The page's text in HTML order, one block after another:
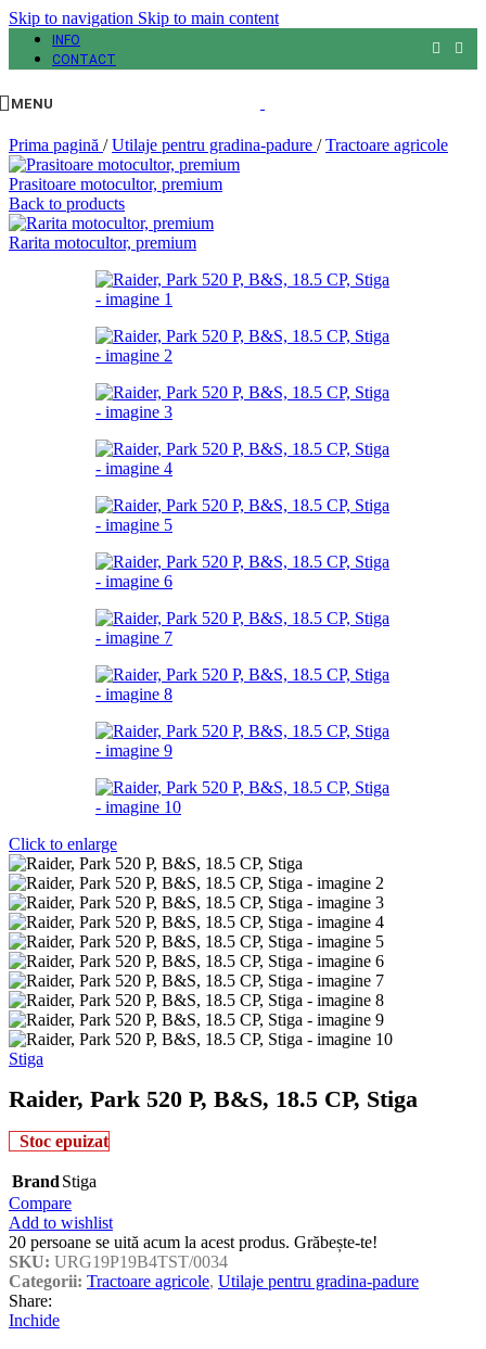
Skip to navigation Skip to main content
INFO
CONTACT
MENU
Prima pagină / Utilaje pentru gradina-padure / Tractoare agricole
Prasitoare motocultor, premium
Back to products
Rarita motocultor, premium
Click to enlarge
Stiga
Raider, Park 520 P, B&S, 18.5 CP, Stiga
Stoc epuizat
Brand Stiga
Compare
Add to wishlist
20 persoane se uită acum la acest produs. Grăbește-te!
SKU: URG19P19B4TST/0034
Categorii: Tractoare agricole, Utilaje pentru gradina-padure
Share:
Inchide